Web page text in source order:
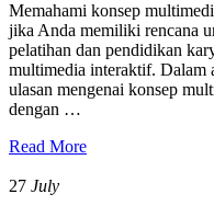
Memahami konsep
jika Anda memiliki rencana
pelatihan dan pendidikan
multimedia interaktif. Dalam
ulasan mengenai konsep
dengan …
Read More
27 July